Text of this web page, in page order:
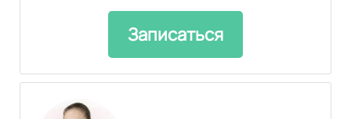
Записаться